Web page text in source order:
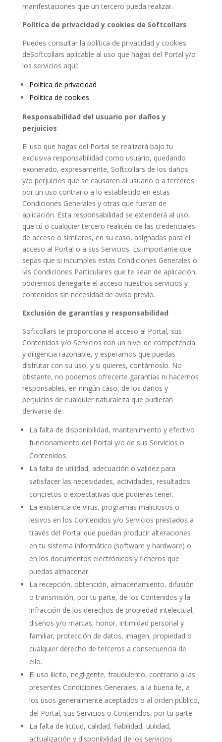
manifestaciones que un tercero pueda realizar.
Política de privacidad y cookies de Softcollars
Puedes consultar la política de privacidad y cookies
deSoftcollars aplicable al uso que hagas del Portal y/o
los servicios aquí:
Política de privacidad
Política de cookies
Responsabilidad del usuario por daños y
perjuicios
El uso que hagas del Portal se realizará bajo tu
exclusiva responsabilidad como usuario, quedando
exonerado, expresamente, Softcollars de los daños
y/o perjuicios que se causaren al usuario o a terceros
por un uso contrario a lo establecido en estas
Condiciones Generales y otras que fueran de
aplicación. Esta responsabilidad se extenderá al uso,
que tú o cualquier tercero realicéis de las credenciales
de acceso o similares, en su caso, asignadas para el
acceso al Portal o a sus Servicios. Es importante que
sepas que si incumples estas Condiciones Generales o
las Condiciones Particulares que te sean de aplicación,
podremos denegarte el acceso nuestros servicios y
contenidos sin necesidad de aviso previo.
Exclusión de garantías y responsabilidad
Softcollars te proporciona el acceso al Portal, sus
Contenidos y/o Servicios con un nivel de competencia
y diligencia razonable, y esperamos que puedas
disfrutar con su uso, y si quieres, contárnoslo. No
obstante, no podemos ofrecerte garantías ni hacernos
responsables, en ningún caso, de los daños y
perjuicios de cualquier naturaleza que pudieran
derivarse de:
La falta de disponibilidad, mantenimiento y efectivo
funcionamiento del Portal y/o de sus Servicios o
Contenidos.
La falta de utilidad, adecuación o validez para
satisfacer las necesidades, actividades, resultados
concretos o expectativas que pudieras tener.
La existencia de virus, programas maliciosos o
lesivos en los Contenidos y/o Servicios prestados a
través del Portal que puedan producir alteraciones
en tu sistema informático (software y hardware) o
en los documentos electrónicos y ficheros que
puedas almacenar.
La recepción, obtención, almacenamiento, difusión
o transmisión, por tu parte, de los Contenidos y la
infracción de los derechos de propiedad intelectual,
diseños y/o marcas, honor, intimidad personal y
familiar, protección de datos, imagen, propiedad o
cualquier derecho de terceros a consecuencia de
ello.
El uso ilícito, negligente, fraudulento, contrario a las
presentes Condiciones Generales, a la buena fe, a
los usos generalmente aceptados o al orden público,
del Portal, sus Servicios o Contenidos, por tu parte.
La falta de licitud, calidad, fiabilidad, utilidad,
actualización y disponibilidad de los servicios